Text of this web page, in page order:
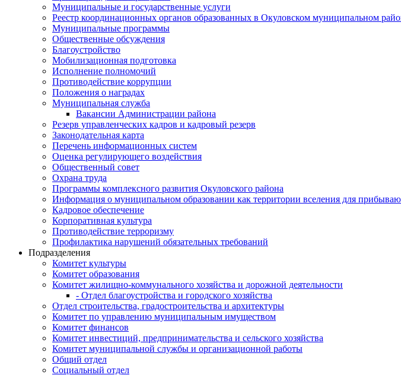
Муниципальные и государственные услуги
Реестр координационных органов образованных в Окуловском муниципальном
Муниципальные программы
Общественные обсуждения
Благоустройство
Мобилизационная подготовка
Исполнение полномочий
Противодействие коррупции
Положения о наградах
Муниципальная служба
Вакансии Администрации района
Резерв управленческих кадров и кадровый резерв
Законодательная карта
Перечень информационных систем
Оценка регулирующего воздействия
Общественный совет
Охрана труда
Программы комплексного развития Окуловского района
Информация о муниципальном образовании как территории вселения для
Кадровое обеспечение
Корпоративная культура
Противодействие терроризму
Профилактика нарушений обязательных требований
Подразделения
Комитет культуры
Комитет образования
Комитет жилищно-коммунального хозяйства и дорожной деятельности
- Отдел благоустройства и городского хозяйства
Отдел строительства, градостроительства и архитектуры
Комитет по управлению муниципальным имуществом
Комитет финансов
Комитет инвестиций, предпринимательства и сельского хозяйства
Комитет муниципальной службы и организационной работы
Общий отдел
Социальный отдел